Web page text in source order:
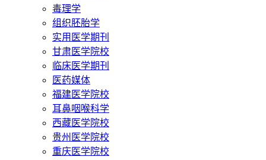
毒理学
组织胚胎学
实用医学期刊
甘肃医学院校
临床医学期刊
医药媒体
福建医学院校
耳鼻咽喉科学
西藏医学院校
贵州医学院校
重庆医学院校